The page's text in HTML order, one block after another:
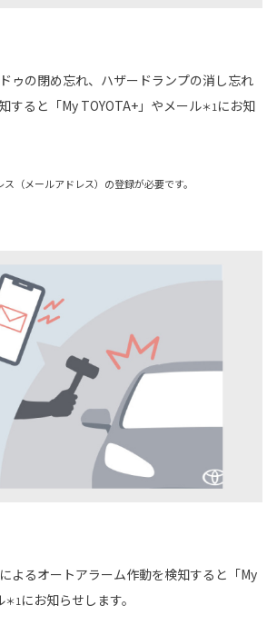
ゥの閉め忘れ、ハザードランプの消し忘れ
すると「My TOYOTA+」やメール＊1 にお知
（メールアドレス）の登録が必要です。
よるオートアラーム作動を検知すると「My
＊1 にお知らせします。